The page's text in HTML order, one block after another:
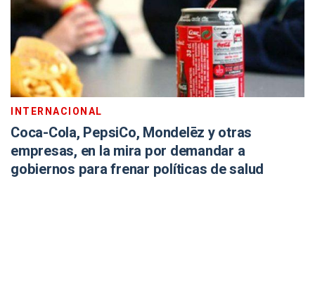
INTERNACIONAL
Coca-Cola, PepsiCo, Mondelēz y otras
empresas, en la mira por demandar a
gobiernos para frenar políticas de salud